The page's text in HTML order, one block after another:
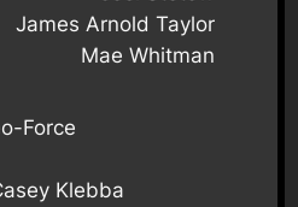
James Arnold Taylor
Mae Whitman
Force
Klebba